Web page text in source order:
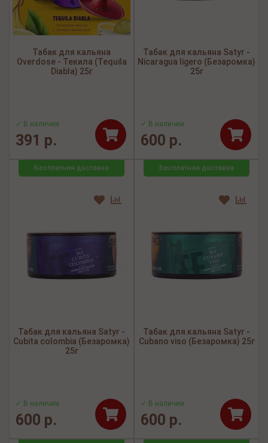
Табак для кальяна
Overdose - Текила (Tequila
Diabla) 25г
✓ В наличии
391 р.
Табак для кальяна Satyr -
Nicaragua ligero (Безаромка)
25г
✓ В наличии
600 р.
Бесплатная доставка
Табак для кальяна Satyr -
Cubita colombia (Безаромка)
25г
✓ В наличии
600 р.
Бесплатная доставка
Табак для кальяна Satyr -
Cubano viso (Безаромка) 25г
✓ В наличии
600 р.